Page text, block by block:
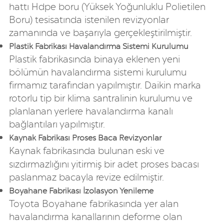
hattı Hdpe boru (Yüksek Yoğunluklu Polietilen
Boru) tesisatında istenilen revizyonlar
zamanında ve başarıyla gerçekleştirilmiştir.
Plastik Fabrikası Havalandırma Sistemi Kurulumu
Plastik fabrikasında binaya eklenen yeni
bölümün havalandırma sistemi kurulumu
firmamız tarafından yapılmıştır. Daikin marka
rotorlu tip bir klima santralinin kurulumu ve
planlanan yerlere havalandırma kanalı
bağlantıları yapılmıştır.
Kaynak Fabrikası Proses Baca Revizyonlar
Kaynak fabrikasında bulunan eski ve
sızdırmazlığını yitirmiş bir adet proses bacası
paslanmaz bacayla revize edilmiştir.
Boyahane Fabrikası İzolasyon Yenileme
Toyota Boyahane fabrikasında yer alan
havalandırma kanallarının deforme olan